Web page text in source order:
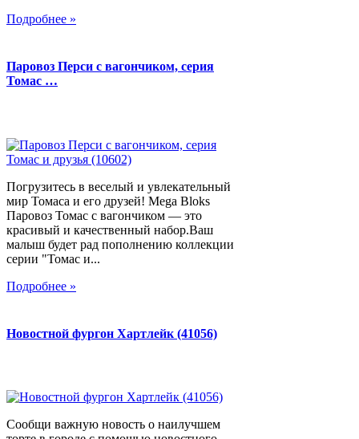
Подробнее »
Паровоз Перси с вагончиком, серия
Томас …
Погрузитесь в веселый и увлекательный
мир Томаса и его друзей! Mega Bloks
Паровоз Томас с вагончиком — это
красивый и качественный набор.Ваш
малыш будет рад пополнению коллекции
серии "Томас и...
Подробнее »
Новостной фургон Хартлейк (41056)
Сообщи важную новость о наилучшем